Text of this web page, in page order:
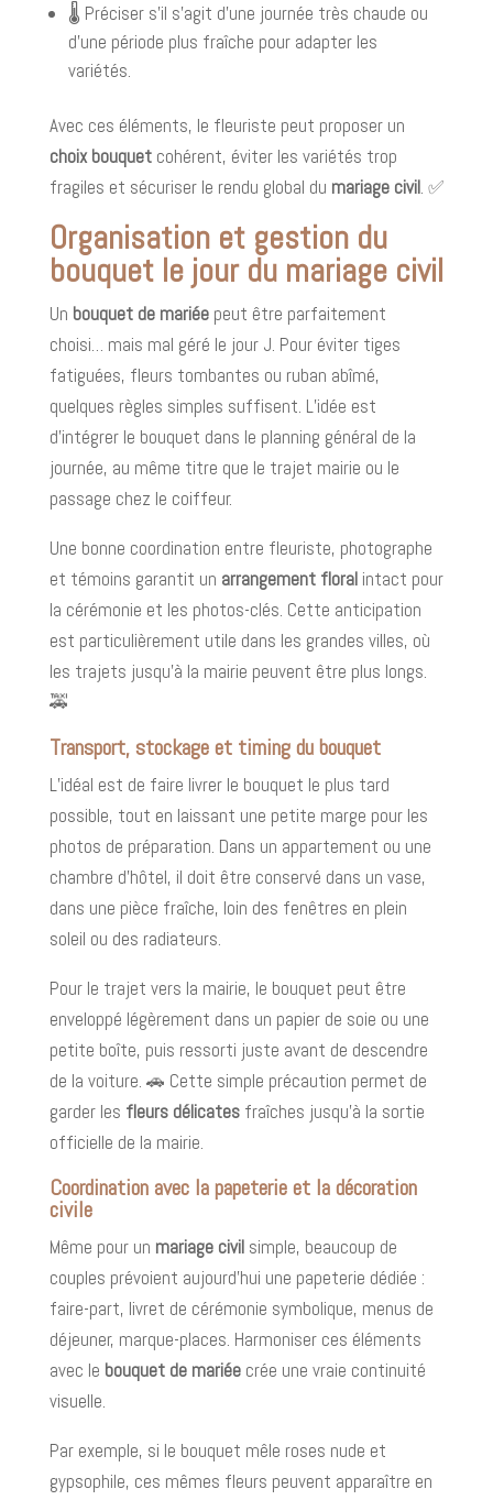
🌡️ Préciser s’il s’agit d’une journée très chaude ou
d’une période plus fraîche pour adapter les
variétés.
Avec ces éléments, le fleuriste peut proposer un
choix bouquetcohérent, éviter les variétés trop
fragiles et sécuriser le rendu global du mariage civil. ✅
Organisation et gestion du
bouquet le jour du mariage civil
Un bouquet de mariéepeut être parfaitement
choisi… mais mal géré le jour J. Pour éviter tiges
fatiguées, fleurs tombantes ou ruban abîmé,
quelques règles simples suffisent. L’idée est
d’intégrer le bouquet dans le planning général de la
journée, au même titre que le trajet mairie ou le
passage chez le coiffeur.
Une bonne coordination entre fleuriste, photographe
et témoins garantit un arrangement floralintact pour
la cérémonie et les photos-clés. Cette anticipation
est particulièrement utile dans les grandes villes, où
les trajets jusqu’à la mairie peuvent être plus longs.
🚕
Transport, stockage et timing du bouquet
L’idéal est de faire livrer le bouquet le plus tard
possible, tout en laissant une petite marge pour les
photos de préparation. Dans un appartement ou une
chambre d’hôtel, il doit être conservé dans un vase,
dans une pièce fraîche, loin des fenêtres en plein
soleil ou des radiateurs.
Pour le trajet vers la mairie, le bouquet peut être
enveloppé légèrement dans un papier de soie ou une
petite boîte, puis ressorti juste avant de descendre
de la voiture. 🚗 Cette simple précaution permet de
garder les fleurs délicatesfraîches jusqu’à la sortie
officielle de la mairie.
Coordination avec la papeterie et la décoration
civile
Même pour un mariage civilsimple, beaucoup de
couples prévoient aujourd’hui une papeterie dédiée :
faire-part, livret de cérémonie symbolique, menus de
déjeuner, marque-places. Harmoniser ces éléments
avec le bouquet de mariéecrée une vraie continuité
visuelle.
Par exemple, si le bouquet mêle roses nude et
gypsophile, ces mêmes fleurs peuvent apparaître en